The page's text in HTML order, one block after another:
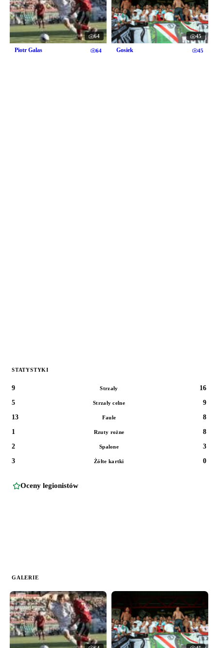
64
Piotr Galas 64
45
Gosiek 45
STATYSTYKI
9 Strzały
16
5
Strzały celne
9
13
Faule
8
1
Rzuty rożne
8
2
Spalone
3
3
Żółte kartki 0
Oceny legionistów
GALERIE